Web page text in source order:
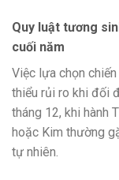
Quy luật tương
cuối năm
Việc lựa chọn
thiểu rủi ro khi đối
tháng 12, khi hành
hoặc Kim thường
tự nhiên.